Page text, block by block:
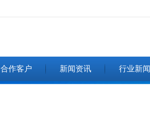
合作客户 新闻资讯 行业新闻